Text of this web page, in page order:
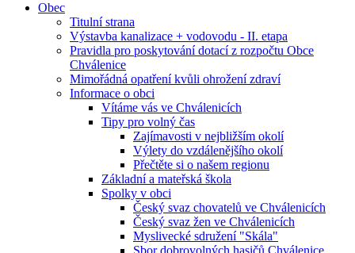
Obec
Titulní strana
Výstavba kanalizace + vodovodu - II. etapa
Pravidla pro poskytování dotací z rozpočtu Obce
Chválenice
Mimořádná opatření kvůli ohrožení zdraví
Informace o obci
Vítáme vás ve Chválenicích
Tipy pro volný čas
Zajímavosti v nejbližším okolí
Výlety do vzdálenějšího okolí
Přečtěte si o našem regionu
Základní a mateřská škola
Spolky v obci
Český svaz chovatelů ve Chválenicích
Český svaz žen ve Chválenicích
Myslivecké sdružení "Skála"
Sbor dobrovolných hasičů Chválenice